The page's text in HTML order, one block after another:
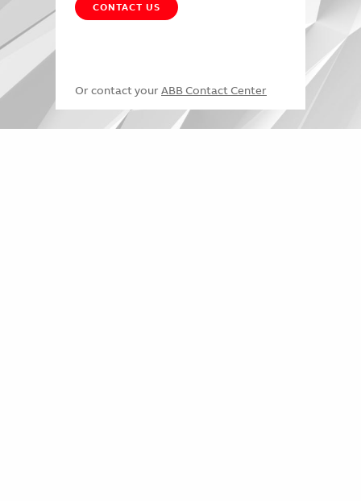
CONTACT US
Or contact your ABB Contact Center